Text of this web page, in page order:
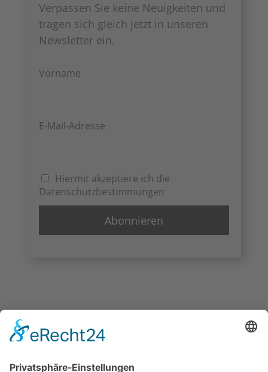
Verpassen Sie keine Neuigkeiten und
tragen sich gleich jetzt in unseren
Newsletter ein.
Vorname
E-Mail-Adresse
Hiermit akzeptiere ich die
Datenschutzbestimmungen